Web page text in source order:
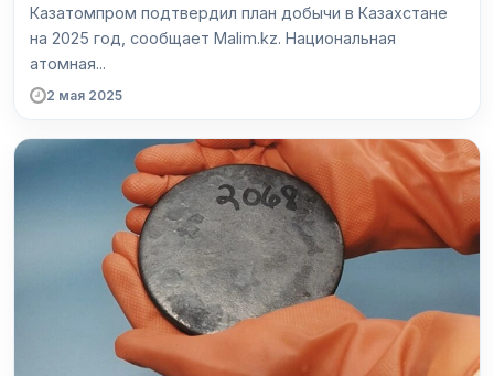
Казатомпром подтвердил план добычи в Казахстане
на 2025 год, сообщает Malim.kz. Национальная
атомная...
2 мая 2025